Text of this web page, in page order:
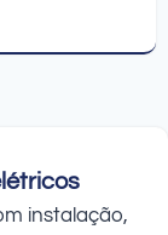
instalação,